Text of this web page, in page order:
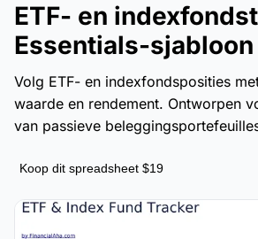
ETF- en
Essentials-sjabloon
Volg ETF- en indexfondsposities
waarde en rendement. Ontworpen
van passieve
Koop dit spreadsheet $19